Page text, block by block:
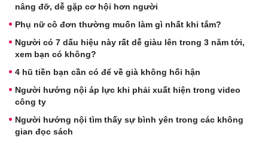
nâng đỡ, dễ gặp cơ hội hơn người
Phụ nữ cô đơn thường muốn làm gì nhất khi tắm?
Người có 7 dấu hiệu này rất dễ giàu lên trong 3 năm tới,
xem bạn có không?
4 hũ tiền bạn cần có để về già không hối hận
Người hướng nội áp lực khi phải xuất hiện trong video
công ty
Người hướng nội tìm thấy sự bình yên trong các không
gian đọc sách